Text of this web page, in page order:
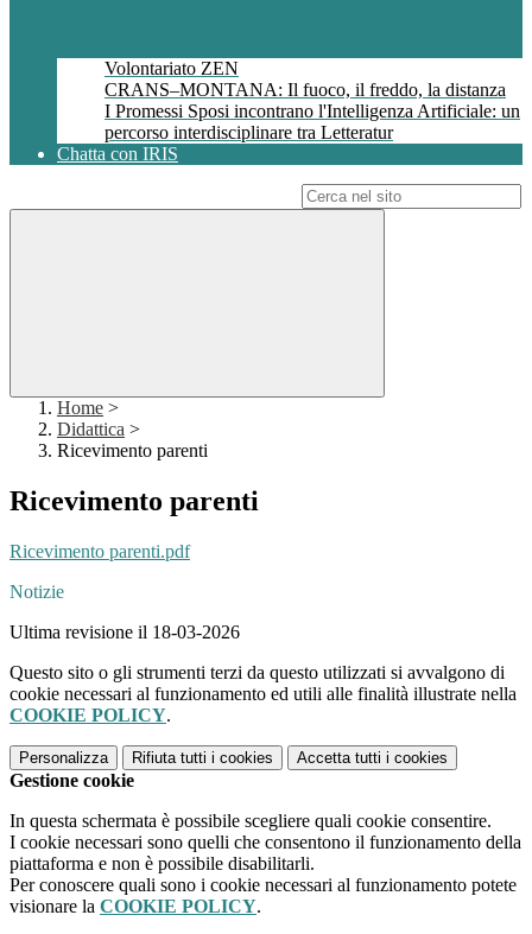
Volontariato ZEN
CRANS–MONTANA: Il fuoco, il freddo, la distanza
I Promessi Sposi incontrano l'Intelligenza Artificiale: un
percorso interdisciplinare tra Letteratur
Chatta con IRIS
Home >
Didattica >
Ricevimento parenti
Ricevimento parenti
Ricevimento parenti.pdf
Notizie
Ultima revisione il 18-03-2026
Questo sito o gli strumenti terzi da questo utilizzati si avvalgono di
cookie necessari al funzionamento ed utili alle finalità illustrate nella
COOKIE POLICY.
Personalizza Rifiuta tutti i cookies Accetta tutti i cookies
Gestione cookie
In questa schermata è possibile scegliere quali cookie consentire.
I cookie necessari sono quelli che consentono il funzionamento della
piattaforma e non è possibile disabilitarli.
Per conoscere quali sono i cookie necessari al funzionamento potete
visionare la COOKIE POLICY.